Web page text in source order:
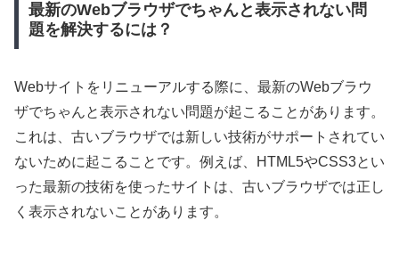
最新のWebブラウザでちゃんと表示されない問
題を解決するには？
Webサイトをリニューアルする際に、最新のWebブラウ
ザでちゃんと表示されない問題が起こることがあります。
これは、古いブラウザでは新しい技術がサポートされてい
ないために起こることです。例えば、HTML5やCSS3とい
った最新の技術を使ったサイトは、古いブラウザでは正し
く表示されないことがあります。